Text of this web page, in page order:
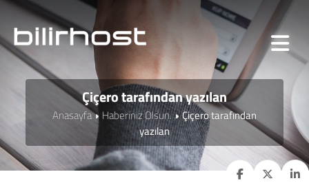
Çiçero tarafından yazılan
Anasayfa Haberiniz Olsun.
Çiçero tarafından
yazılan